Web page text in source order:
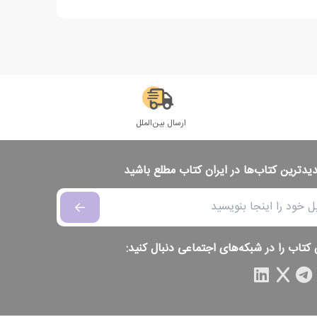
ارسال بین‌الملل
کتاب‌ها در ایران کتاب مطلع باشید
کتاب را در شبکه‌های اجتماعی دنبال کنید: